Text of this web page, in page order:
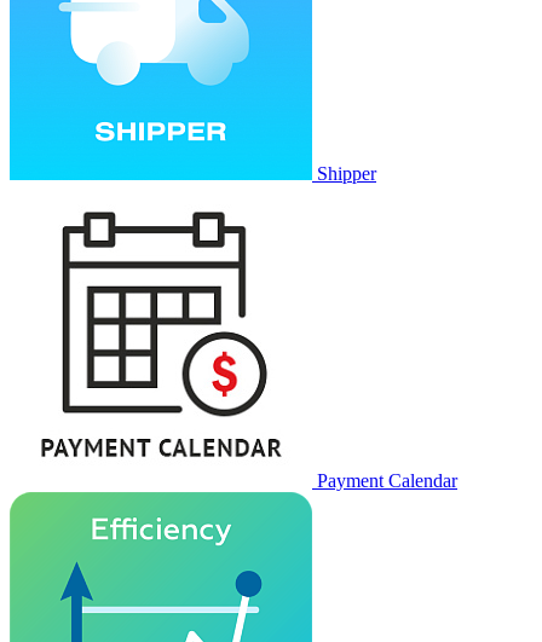
Shipper
Payment Calendar